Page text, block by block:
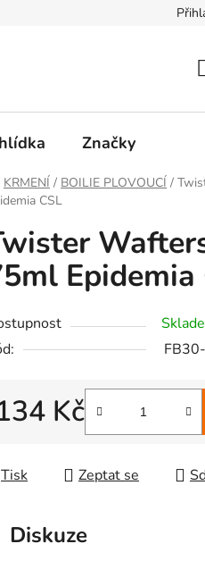
Značky
KRMENÍ / BOILIE PLOVOUCÍ /
CSL
Epidemia
Kč
Tisk Zeptat se
Diskuze